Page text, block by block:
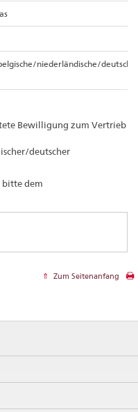
niederländische/deutsche
Bewilligung zum Vertrieb
deutscher
bitte dem
Zum Seitenanfang